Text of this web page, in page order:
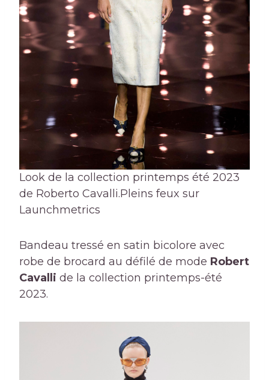
Look de la collection printemps été 2023
de Roberto Cavalli.Pleins feux sur
Launchmetrics
Bandeau tressé en satin bicolore avec
robe de brocard au défilé de mode Robert
Cavalli de la collection printemps-été
2023.